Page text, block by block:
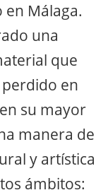
Málaga.
una
que
en
su mayor
manera de
y artística
ámbitos: